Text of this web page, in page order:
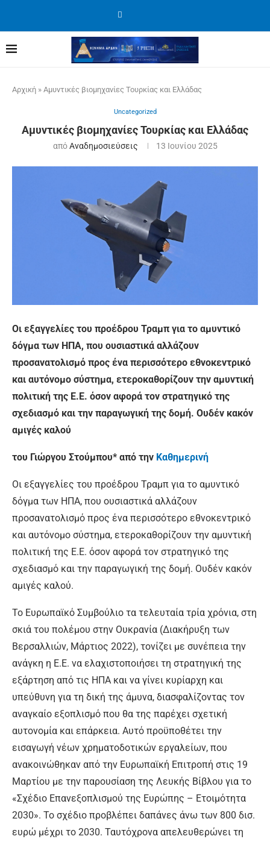
Αρχική » Αμυντικές βιομηχανίες Τουρκίας και Ελλάδας
Uncategorized
Αμυντικές βιομηχανίες Τουρκίας και Ελλάδας
απόΑναδημοσιεύσεις 13 Ιουνίου 2025
Οι εξαγγελίες του προέδρου Τραμπ για το αμυντικό
δόγμα των ΗΠΑ, που ουσιαστικά αλλάζουν
προσανατολισμό προς ένα περισσότερο εθνοκεντρικό
και αυτόνομο σύστημα, ετεροκαθορίζουν την αμυντική
πολιτική της Ε.Ε. όσον αφορά τον στρατηγικό της
σχεδιασμό και την παραγωγική της δομή. Ουδέν κακόν
αμιγές καλού
του Γιώργου Στούμπου* από την Καθημερινή
Οι εξαγγελίες του προέδρου Τραμπ για το αμυντικό
δόγμα των ΗΠΑ, που ουσιαστικά αλλάζουν
προσανατολισμό προς ένα περισσότερο εθνοκεντρικό
και αυτόνομο σύστημα, ετεροκαθορίζουν την αμυντική
πολιτική της Ε.Ε. όσον αφορά τον στρατηγικό της
σχεδιασμό και την παραγωγική της δομή. Ουδέν κακόν
αμιγές καλού.
Το Ευρωπαϊκό Συμβούλιο τα τελευταία τρία χρόνια, στη
σκιά του πολέμου στην Ουκρανία (Διακήρυξη των
Βερσαλλιών, Μάρτιος 2022), τονίζει με συνέπεια την
ανάγκη η Ε.Ε. να ελαχιστοποιήσει τη στρατηγική της
εξάρτηση από τις ΗΠΑ και να γίνει κυρίαρχη και
υπεύθυνη για τη δική της άμυνα, διασφαλίζοντας τον
αναγκαίο εξοπλισμό που θα της παρέχει σχετική
αυτονομία και επάρκεια. Αυτό προϋποθέτει την
εισαγωγή νέων χρηματοδοτικών εργαλείων, που
ανακοινώθηκαν από την Ευρωπαϊκή Επιτροπή στις 19
Μαρτίου με την παρουσίαση της Λευκής Βίβλου για το
«Σχέδιο Επανεξοπλισμού της Ευρώπης – Ετοιμότητα
2030». Το σχέδιο προβλέπει δαπάνες άνω των 800 δισ.
ευρώ μέχρι το 2030. Ταυτόχρονα απελευθερώνει τη